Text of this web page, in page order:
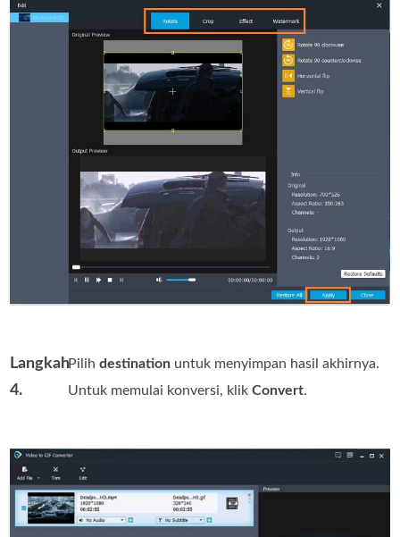
Langkah
4.
Pilihdestination untuk menyimpan hasil akhirnya.
Untuk memulai konversi, klikConvert.